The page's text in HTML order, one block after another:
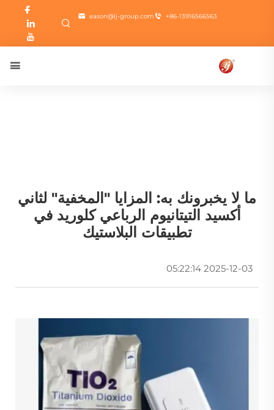
+86-13916566563
eason@lj-group.com
ما لا يخبرونك به: المزايا "المخفية" لثاني
أكسيد التيتانيوم الرباعي كلوريد في
تطبيقات البلاستيك
2025-12-03 05:22:14